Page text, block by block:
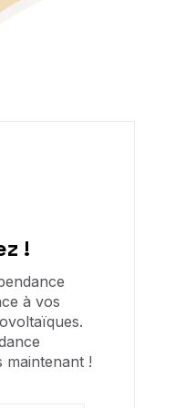
!
à vos
maintenant !